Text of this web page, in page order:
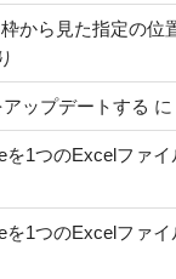
から見た指定の位
ップデートする に
を1つのExcelファ
を1つのExcelファ